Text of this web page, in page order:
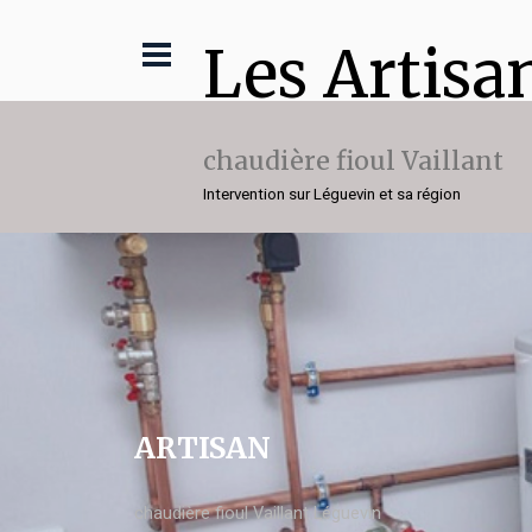
Les
chaudière fioul Vaillant
Intervention sur Léguevin et sa région
ARTISAN
chaudière fioul Vaillant Léguevin